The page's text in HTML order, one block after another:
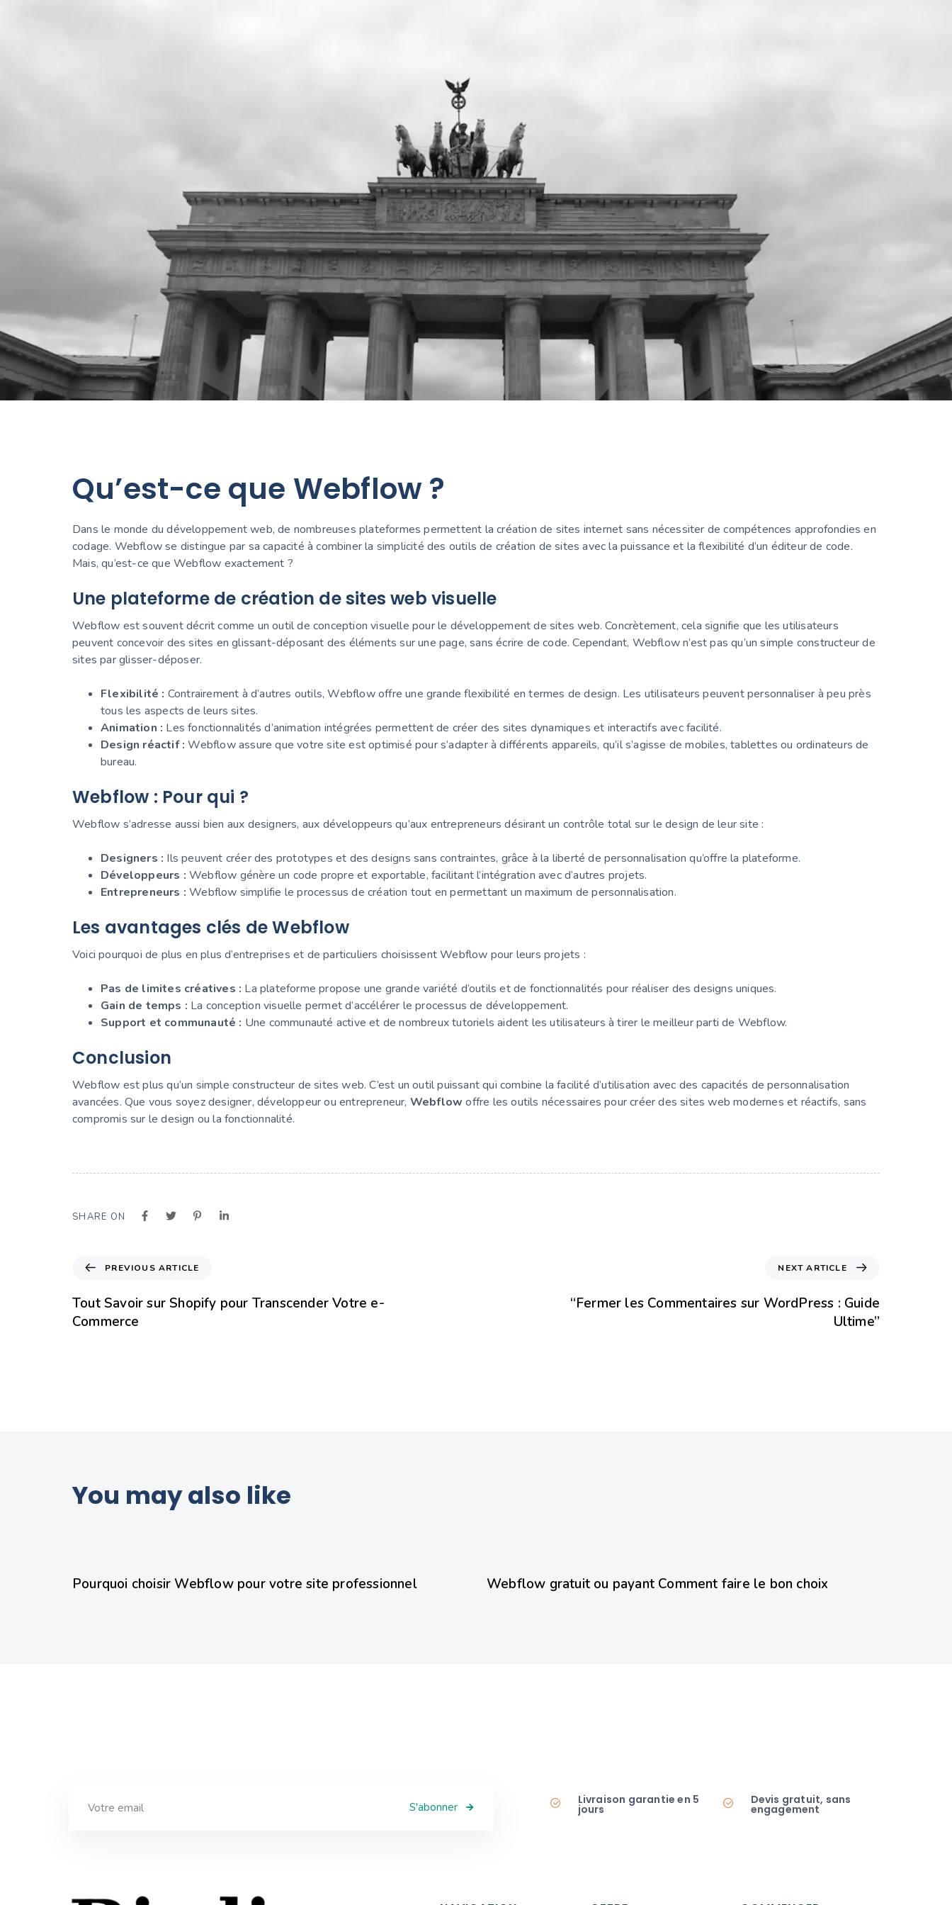
Qu’est-ce que Webflow ?
Dans le monde du développement web, de nombreuses plateformes permettent la création de sites internet sans nécessiter de compétences approfondies en
codage. Webflow se distingue par sa capacité à combiner la simplicité des outils de création de sites avec la puissance et la flexibilité d’un éditeur de code.
Mais, qu’est-ce que Webflow exactement ?
Une plateforme de création de sites web visuelle
Webflow est souvent décrit comme un outil de conception visuelle pour le développement de sites web. Concrètement, cela signifie que les utilisateurs
peuvent concevoir des sites en glissant-déposant des éléments sur une page, sans écrire de code. Cependant, Webflow n’est pas qu’un simple constructeur de
sites par glisser-déposer.
Flexibilité : Contrairement à d’autres outils, Webflow offre une grande flexibilité en termes de design. Les utilisateurs peuvent personnaliser à peu près
tous les aspects de leurs sites.
Animation : Les fonctionnalités d’animation intégrées permettent de créer des sites dynamiques et interactifs avec facilité.
Design réactif : Webflow assure que votre site est optimisé pour s’adapter à différents appareils, qu’il s’agisse de mobiles, tablettes ou ordinateurs de
bureau.
Webflow : Pour qui ?
Webflow s’adresse aussi bien aux designers, aux développeurs qu’aux entrepreneurs désirant un contrôle total sur le design de leur site :
Designers : Ils peuvent créer des prototypes et des designs sans contraintes, grâce à la liberté de personnalisation qu’offre la plateforme.
Développeurs : Webflow génère un code propre et exportable, facilitant l’intégration avec d’autres projets.
Entrepreneurs : Webflow simplifie le processus de création tout en permettant un maximum de personnalisation.
Les avantages clés de Webflow
Voici pourquoi de plus en plus d’entreprises et de particuliers choisissent Webflow pour leurs projets :
Pas de limites créatives : La plateforme propose une grande variété d’outils et de fonctionnalités pour réaliser des designs uniques.
Gain de temps : La conception visuelle permet d’accélérer le processus de développement.
Support et communauté : Une communauté active et de nombreux tutoriels aident les utilisateurs à tirer le meilleur parti de Webflow.
Conclusion
Webflow est plus qu’un simple constructeur de sites web. C’est un outil puissant qui combine la facilité d’utilisation avec des capacités de personnalisation
avancées. Que vous soyez designer, développeur ou entrepreneur, Webflow offre les outils nécessaires pour créer des sites web modernes et réactifs, sans
compromis sur le design ou la fonctionnalité.
SHARE ON
PREVIOUS ARTICLE
Tout Savoir sur Shopify pour Transcender Votre e-
Commerce
NEXT ARTICLE
“Fermer les Commentaires sur WordPress : Guide
Ultime”
You may also like
Pourquoi choisir Webflow pour votre site professionnel Webflow gratuit ou payant Comment faire le bon choix
S'abonner
Livraison garantie en 5
jours
Devis gratuit, sans
engagement